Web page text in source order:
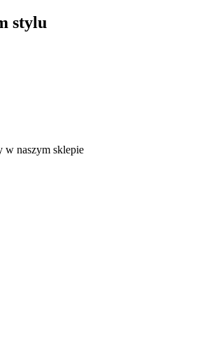
stylu
w naszym sklepie